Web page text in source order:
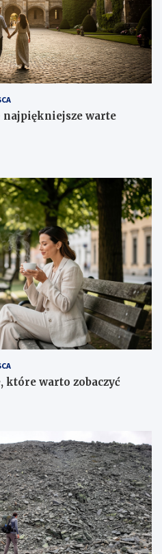
warte
które warto zobaczyć